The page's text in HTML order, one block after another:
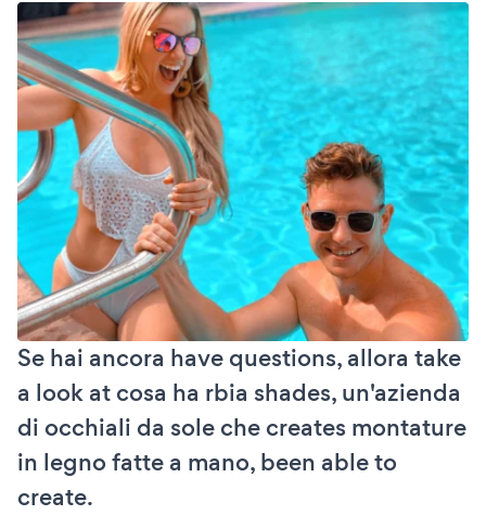
Se hai ancora have questions, allora take
a look at cosa ha rbia shades, un'azienda
di occhiali da sole che creates montature
in legno fatte a mano, been able to
create.